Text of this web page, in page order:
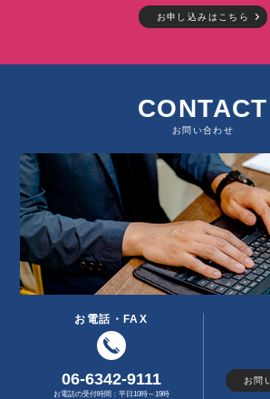
お申し込みはこちら
CONTACT
お問い合わせ
お電話・FAX
06-6342-9111
お電話の受付時間：平日10時～19時
お問